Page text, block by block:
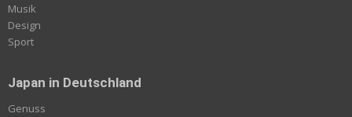
Musik
Design
Sport
Japan in Deutschland
Genuss